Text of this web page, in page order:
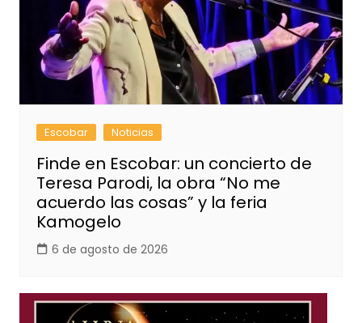
Escobar Noticias
Finde en Escobar: un concierto de
Teresa Parodi, la obra “No me
acuerdo las cosas” y la feria
Kamogelo
6 de agosto de 2026